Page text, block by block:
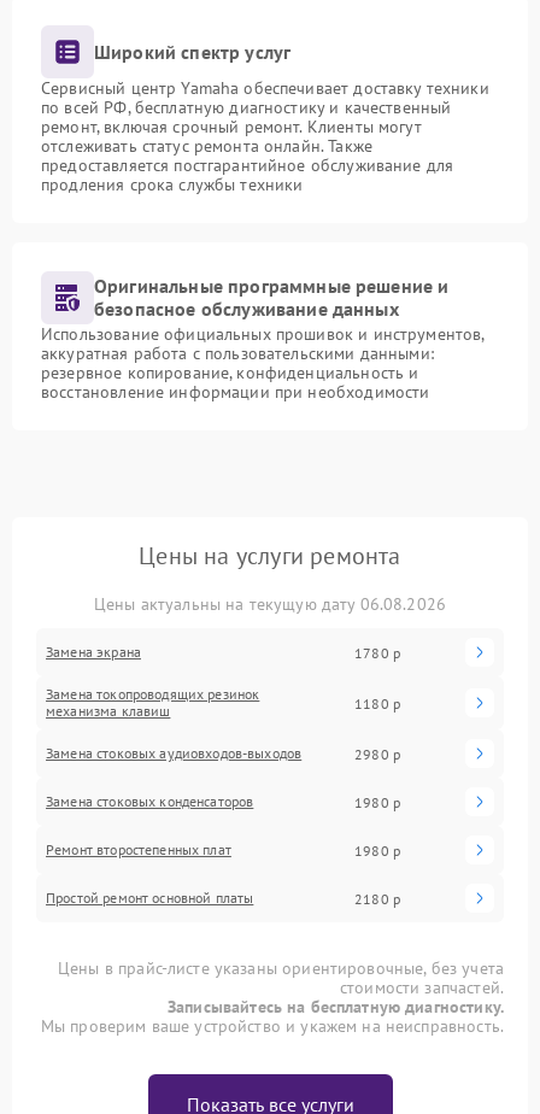
Широкий спектр услуг
Сервисный центр Yamaha обеспечивает доставку техники
по всей РФ, бесплатную диагностику и качественный
ремонт, включая срочный ремонт. Клиенты могут
отслеживать статус ремонта онлайн. Также
предоставляется постгарантийное обслуживание для
продления срока службы техники
Оригинальные программные решение и
безопасное обслуживание данных
Использование официальных прошивок и инструментов,
аккуратная работа с пользовательскими данными:
резервное копирование, конфиденциальность и
восстановление информации при необходимости
Цены на услуги ремонта
Цены актуальны на текущую дату 06.08.2026
Замена экрана 1780 р
Замена токопроводящих резинок
механизма клавиш
1180 р
Замена стоковых аудиовходов-выходов 2980 р
Замена стоковых конденсаторов 1980 р
Ремонт второстепенных плат 1980 р
Простой ремонт основной платы 2180 р
Цены в прайс-листе указаны ориентировочные, без учета
стоимости запчастей.
Записывайтесь на бесплатную диагностику.
Мы проверим ваше устройство и укажем на неисправность.
Показать все услуги